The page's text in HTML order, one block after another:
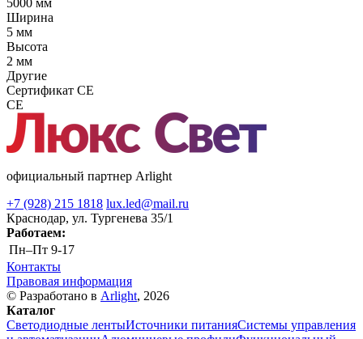
Ширина
5 мм
Высота
2 мм
Другие
Сертификат CE
CE
официальный партнер Arlight
+7 (928) 215 1818 lux.led@mail.ru
Краснодар, ул. Тургенева 35/1
Работаем:
Пн–Пт 9-17
Контакты
Правовая информация
© Разработано в Arlight, 2026
Каталог
Светодиодные лентыИсточники питанияСистемы управления